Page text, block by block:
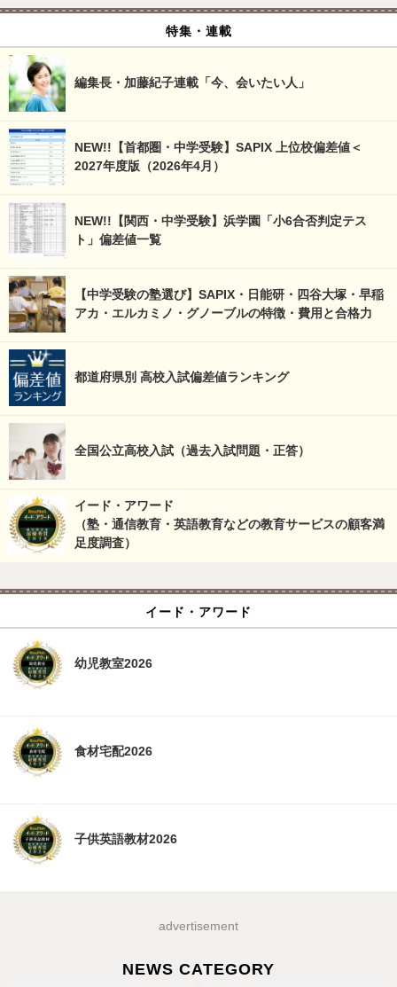
特集・連載
編集長・加藤紀子連載「今、会いたい人」
NEW!!【首都圏・中学受験】SAPIX 上位校偏差値＜
2027年度版（2026年4月）
NEW!!【関西・中学受験】浜学園「小6合否判定テス
ト」偏差値一覧
【中学受験の塾選び】SAPIX・日能研・四谷大塚・早稲
アカ・エルカミノ・グノーブルの特徴・費用と合格力
都道府県別 高校入試偏差値ランキング
全国公立高校入試（過去入試問題・正答）
イード・アワード
（塾・通信教育・英語教育などの教育サービスの顧客満
足度調査）
イード・アワード
幼児教室2026
食材宅配2026
子供英語教材2026
advertisement
NEWS CATEGORY